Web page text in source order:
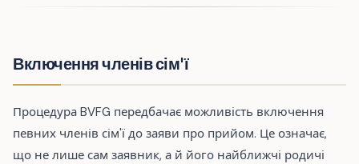
Включення членів сім'ї
Процедура BVFG передбачає можливість включення
певних членів сім'ї до заяви про прийом. Це означає,
що не лише сам заявник, а й його найближчі родичі